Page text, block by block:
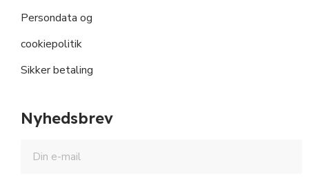
Persondata og
cookiepolitik
Sikker betaling
Nyhedsbrev